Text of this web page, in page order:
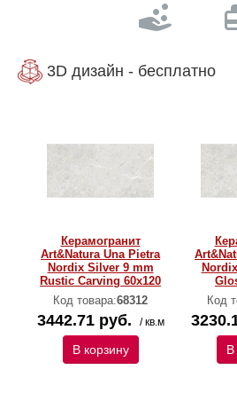
3D дизайн - бесплатно
Керамогранит
Art&Natura Una Pietra
Nordix Silver 9 mm
Rustic Carving 60х120
Код товара:68312
3442.71 руб. / кв.м
В корзину
Код
В